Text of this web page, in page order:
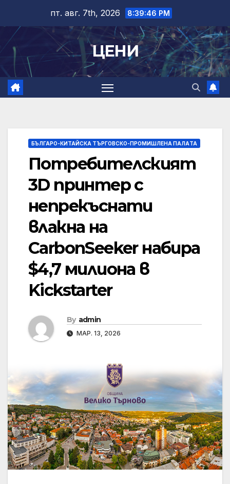
content
пт. авг. 7th, 2026 8:39:47 PM
ЦЕНИ
БЪЛГАРО-КИТАЙСКА ТЪРГОВСКО-ПРОМИШЛЕНА ПАЛAТА
Потребителският
3D принтер с
непрекъснати
влакна на
CarbonSeeker набира
$4,7 милиона в
Kickstarter
By admin
МАР. 13, 2026